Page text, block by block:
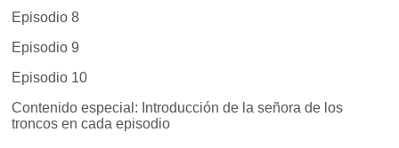
Episodio 8
Episodio 9
Episodio 10
Contenido especial: Introducción de la señora de los
troncos en cada episodio